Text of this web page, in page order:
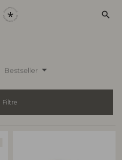
search
Bestseller
Filtre